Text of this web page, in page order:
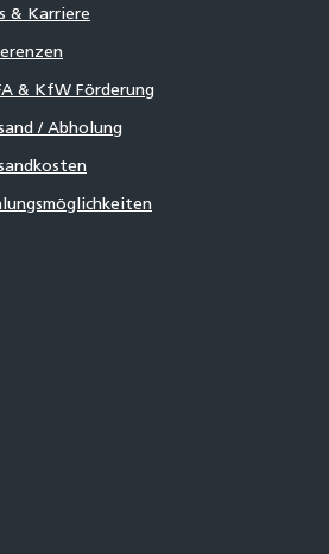
& Karriere
& KfW Förderung
/ Abholung